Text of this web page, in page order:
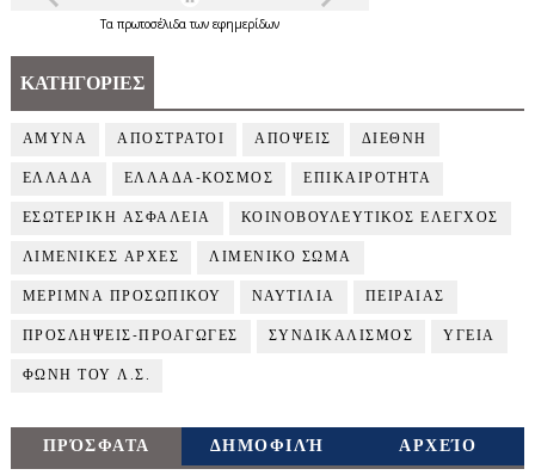
Τα πρωτοσέλιδατων εφημερίδων
ΚΑΤΗΓΟΡΙΕΣ
ΑΜΥΝΑ ΑΠΟΣΤΡΑΤΟΙ ΑΠΟΨΕΙΣ ΔΙΕΘΝΗ
ΕΛΛΑΔΑ ΕΛΛΑΔΑ-ΚΟΣΜΟΣ ΕΠΙΚΑΙΡΟΤΗΤΑ
ΕΣΩΤΕΡΙΚΗ ΑΣΦΑΛΕΙΑ ΚΟΙΝΟΒΟΥΛΕΥΤΙΚΟΣ ΕΛΕΓΧΟΣ
ΛΙΜΕΝΙΚΕΣ ΑΡΧΕΣ ΛΙΜΕΝΙΚΟ ΣΩΜΑ
ΜΕΡΙΜΝΑ ΠΡΟΣΩΠΙΚΟΥ ΝΑΥΤΙΛΙΑ ΠΕΙΡΑΙΑΣ
ΠΡΟΣΛΗΨΕΙΣ-ΠΡΟΑΓΩΓΕΣ ΣΥΝΔΙΚΑΛΙΣΜΟΣ ΥΓΕΙΑ
ΦΩΝΗ ΤΟΥ Λ.Σ.
ΠΡΌΣΦΑΤΑ ΔΗΜΟΦΙΛΉ ΑΡΧΕΊΟ